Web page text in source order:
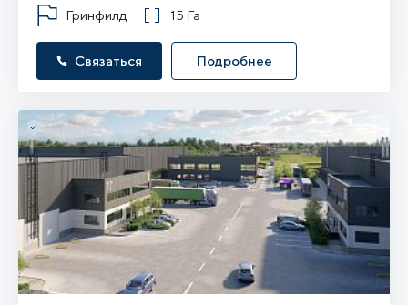
Гринфилд 15 Га
Связаться Подробнее